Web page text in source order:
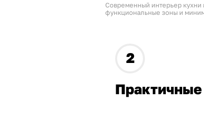
Современный интерьер кухни
функциональные зоны и